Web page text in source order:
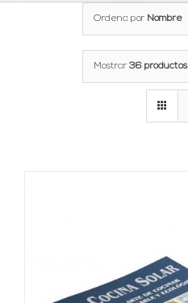
Ordena por Nombre
Mostrar 36 productos